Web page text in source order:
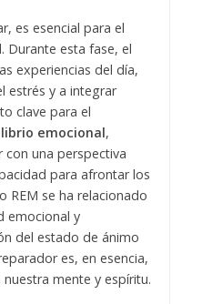
es esencial para el
Durante esta fase, el
experiencias del día,
estrés y a integrar
clave para el
emocional,
una perspectiva
para afrontar los
REM se ha relacionado
emocional y
del estado de ánimo
es, en esencia,
mente y espíritu.